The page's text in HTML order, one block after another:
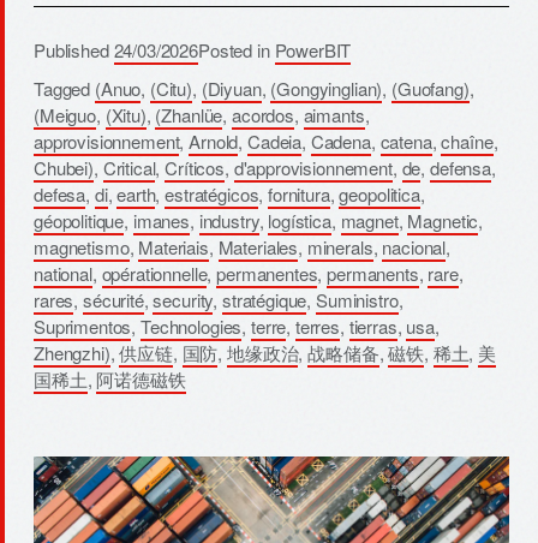
Published24/03/2026Posted in PowerBIT
Tagged (Anuo, (Citu), (Diyuan, (Gongyinglian), (Guofang),
(Meiguo, (Xitu), (Zhanlüe, acordos, aimants,
approvisionnement,Arnold, Cadeia, Cadena, catena,chaîne,
Chubei), Critical,Críticos, d'approvisionnement, de, defensa,
defesa, di,earth,estratégicos,fornitura,geopolitica,
géopolitique, imanes, industry, logística, magnet, Magnetic,
magnetismo, Materiais, Materiales, minerals, nacional,
national, opérationnelle,permanentes,permanents, rare,
rares, sécurité,security, stratégique,Suministro,
Suprimentos,Technologies, terre, terres, tierras, usa,
Zhengzhi),供应链, 国防,地缘政治,战略储备,磁铁, 稀土, 美
国稀土,阿诺德磁铁